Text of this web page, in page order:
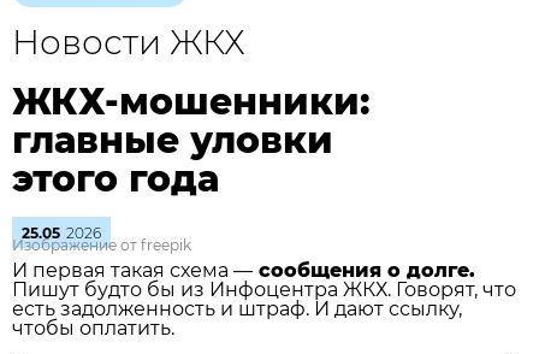
Новости ЖКХ
ЖКХ-мошенники:
главные уловки
этого года
25.05 2026
Изображение от freepik
И первая такая схема — сообщения о долге.
Пишут будто бы из Инфоцентра ЖКХ. Говорят, что
есть задолженность и штраф. И дают ссылку,
чтобы оплатить.